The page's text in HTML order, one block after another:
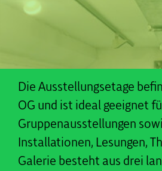
Die Ausstellungsetage
OG und ist ideal geeignet
Gruppenausstellungen
Installationen, Lesungen,
Galerie besteht aus drei